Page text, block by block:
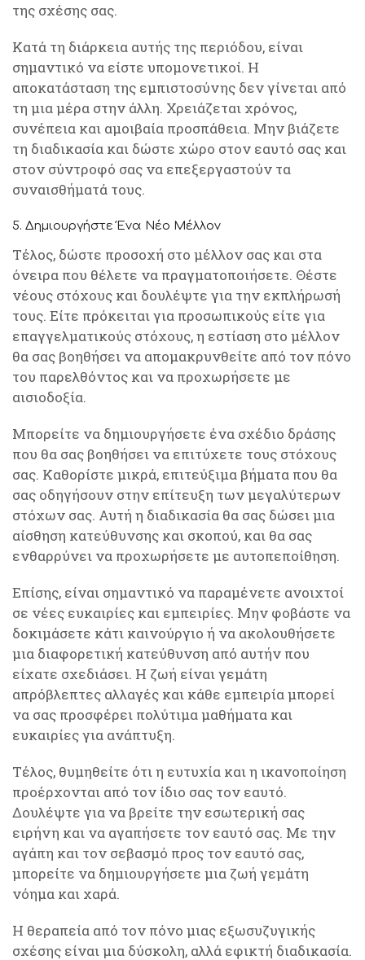
της σχέσης σας.
Κατά τη διάρκεια αυτής της περιόδου, είναι
σημαντικό να είστε υπομονετικοί. Η
αποκατάσταση της εμπιστοσύνης δεν γίνεται από
τη μια μέρα στην άλλη. Χρειάζεται χρόνος,
συνέπεια και αμοιβαία προσπάθεια. Μην βιάζετε
τη διαδικασία και δώστε χώρο στον εαυτό σας και
στον σύντροφό σας να επεξεργαστούν τα
συναισθήματά τους.
5. Δημιουργήστε Ένα Νέο Μέλλον
Τέλος, δώστε προσοχή στο μέλλον σας και στα
όνειρα που θέλετε να πραγματοποιήσετε. Θέστε
νέους στόχους και δουλέψτε για την εκπλήρωσή
τους. Είτε πρόκειται για προσωπικούς είτε για
επαγγελματικούς στόχους, η εστίαση στο μέλλον
θα σας βοηθήσει να απομακρυνθείτε από τον πόνο
του παρελθόντος και να προχωρήσετε με
αισιοδοξία.
Μπορείτε να δημιουργήσετε ένα σχέδιο δράσης
που θα σας βοηθήσει να επιτύχετε τους στόχους
σας. Καθορίστε μικρά, επιτεύξιμα βήματα που θα
σας οδηγήσουν στην επίτευξη των μεγαλύτερων
στόχων σας. Αυτή η διαδικασία θα σας δώσει μια
αίσθηση κατεύθυνσης και σκοπού, και θα σας
ενθαρρύνει να προχωρήσετε με αυτοπεποίθηση.
Επίσης, είναι σημαντικό να παραμένετε ανοιχτοί
σε νέες ευκαιρίες και εμπειρίες. Μην φοβάστε να
δοκιμάσετε κάτι καινούργιο ή να ακολουθήσετε
μια διαφορετική κατεύθυνση από αυτήν που
είχατε σχεδιάσει. Η ζωή είναι γεμάτη
απρόβλεπτες αλλαγές και κάθε εμπειρία μπορεί
να σας προσφέρει πολύτιμα μαθήματα και
ευκαιρίες για ανάπτυξη.
Τέλος, θυμηθείτε ότι η ευτυχία και η ικανοποίηση
προέρχονται από τον ίδιο σας τον εαυτό.
Δουλέψτε για να βρείτε την εσωτερική σας
ειρήνη και να αγαπήσετε τον εαυτό σας. Με την
αγάπη και τον σεβασμό προς τον εαυτό σας,
μπορείτε να δημιουργήσετε μια ζωή γεμάτη
νόημα και χαρά.
Η θεραπεία από τον πόνο μιας εξωσυζυγικής
σχέσης είναι μια δύσκολη, αλλά εφικτή διαδικασία.